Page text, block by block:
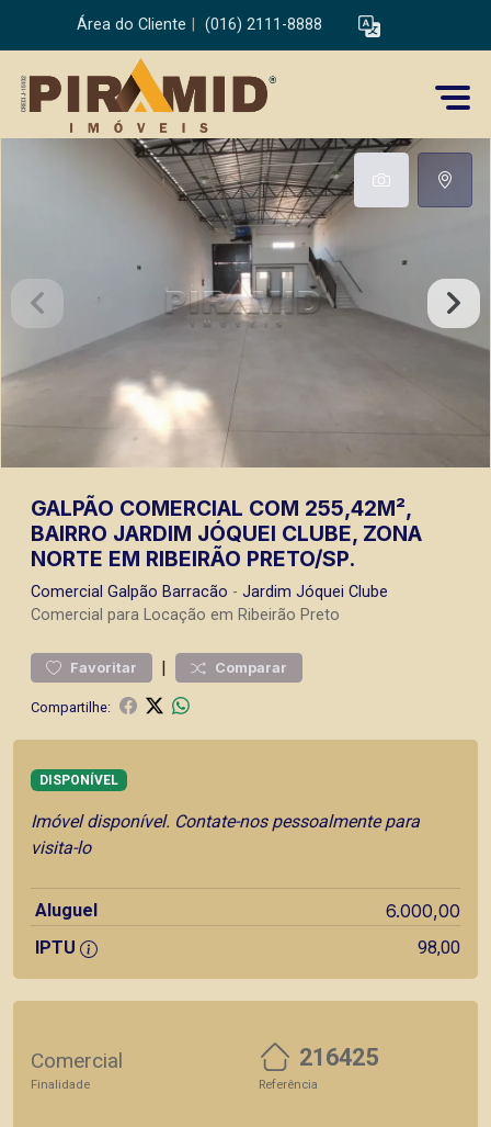
Área do Cliente (016) 2111-8888
GALPÃO COMERCIAL COM 255,42M²,
BAIRRO JARDIM JÓQUEI CLUBE, ZONA
NORTE EM RIBEIRÃO PRETO/SP.
Comercial Galpão Barracão - Jardim Jóquei Clube
Comercial para Locação em Ribeirão Preto
Favoritar | Comparar
Compartilhe:
DISPONÍVEL
Imóvel disponível. Contate-nos pessoalmente para
visita-lo
Aluguel 6.000,00
IPTU 98,00
Comercial
Finalidade
216425
Referência